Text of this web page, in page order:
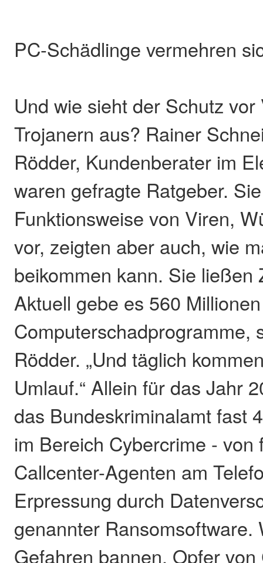
PC-Schädlinge vermehren
Und wie sieht der Schutz
Trojanern aus? Rainer
Rödder, Kundenberater im
waren gefragte Ratgeber.
Funktionsweise von Viren,
vor, zeigten aber auch, wie
beikommen kann. Sie ließen
Aktuell gebe es 560 Millionen
Computerschadprogramme,
Rödder. „Und täglich
Umlauf.“ Allein für das Jahr
das Bundeskriminalamt fast
im Bereich Cybercrime - von
Callcenter-Agenten am
Erpressung durch
genannter Ransomsoftware.
Gefahren bannen, Opfer